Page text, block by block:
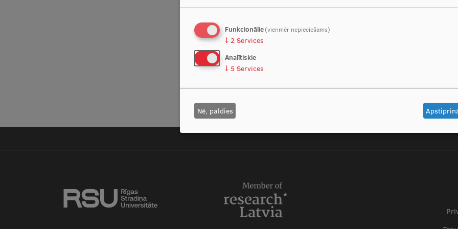
Funkcionālie(vienmēr nepieciešams)
↓ 2 Services
Analītiskie
↓ 5 Services
Nē, paldies